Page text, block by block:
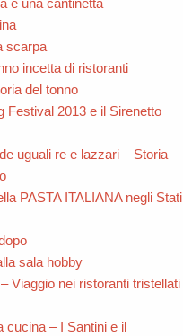
scarpa
incetta di ristoranti
del tonno
Festival 2013 e il Sirenetto
uguali re e lazzari – Storia
PASTA ITALIANA negli Stati
sala hobby
Viaggio nei ristoranti tristellati
cucina – I Santini e il